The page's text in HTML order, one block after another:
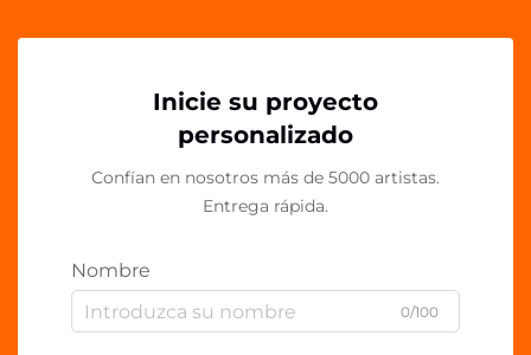
Inicie su proyecto
personalizado
Confían en nosotros más de 5000 artistas.
Entrega rápida.
Nombre
0/100